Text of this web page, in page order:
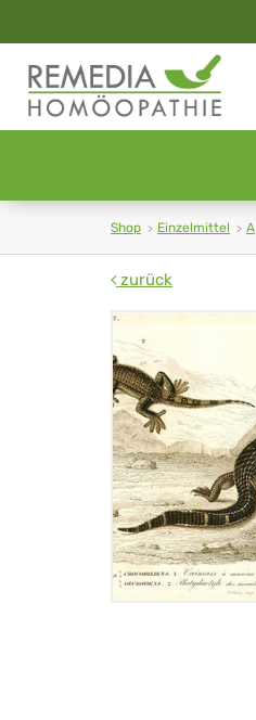
Shop Einzelmittel A
zurück